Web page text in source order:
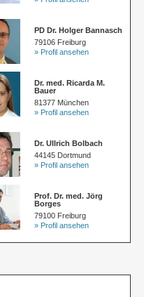
PD Dr. Holger Bannasch
79106 Freiburg
» Profil ansehen
Dr. med. Ricarda M.
Bauer
81377 München
» Profil ansehen
Dr. Ullrich Bolbach
44145 Dortmund
» Profil ansehen
Prof. Dr. med. Jörg
Borges
79100 Freiburg
» Profil ansehen